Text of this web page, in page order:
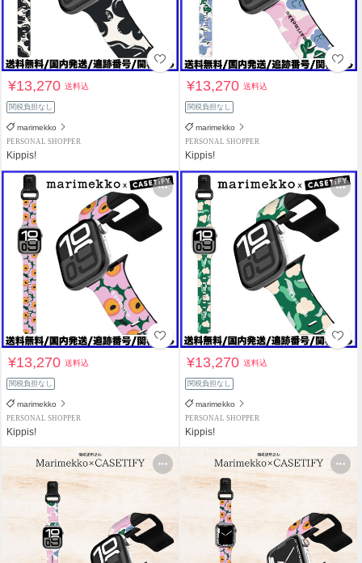
¥13,270送料込
関税負担なし
marimekko
PERSONAL SHOPPER
Kippis!
¥13,270送料込
関税負担なし
marimekko
PERSONAL SHOPPER
Kippis!
¥13,270送料込
関税負担なし
marimekko
PERSONAL SHOPPER
Kippis!
¥13,270送料込
関税負担なし
marimekko
PERSONAL SHOPPER
Kippis!